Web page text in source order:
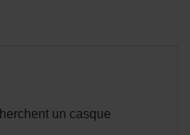
un casque